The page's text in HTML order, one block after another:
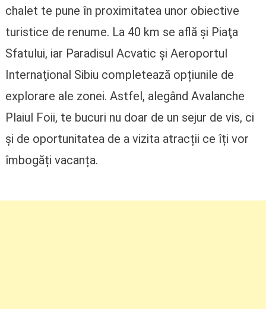
chalet te pune în proximitatea unor obiective
turistice de renume. La 40 km se află și Piaţa
Sfatului, iar Paradisul Acvatic și Aeroportul
Internaţional Sibiu completează opțiunile de
explorare ale zonei. Astfel, alegând Avalanche
Plaiul Foii, te bucuri nu doar de un sejur de vis, ci
și de oportunitatea de a vizita atracții ce îți vor
îmbogăți vacanța.